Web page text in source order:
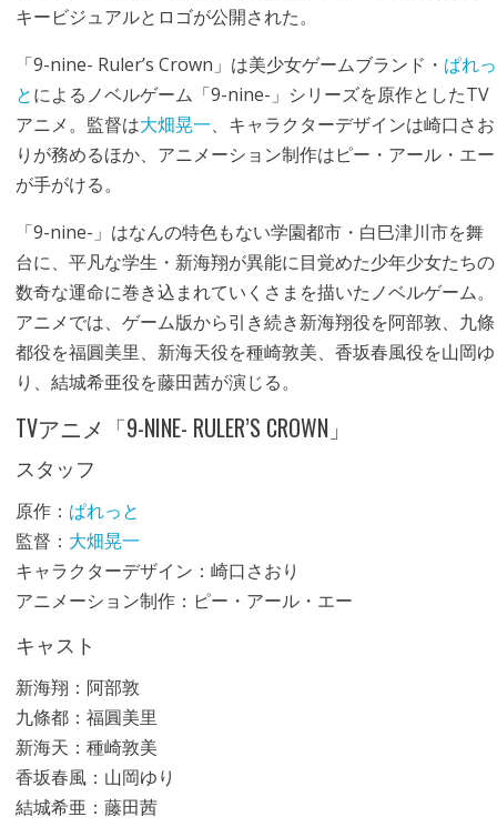
キービジュアルとロゴが公開された。
「9-nine- Ruler’s Crown」は美少女ゲームブランド・ ぱれっ
とによるノベルゲーム「9-nine-」シリーズを原作としたTV
アニメ。監督は大畑晃一、キャラクターデザインは崎口さお
りが務めるほか、アニメーション制作はピー・アール・エー
が手がける。
「9-nine-」はなんの特色もない学園都市・白巳津川市を舞
台に、平凡な学生・新海翔が異能に目覚めた少年少女たちの
数奇な運命に巻き込まれていくさまを描いたノベルゲーム。
アニメでは、ゲーム版から引き続き新海翔役を阿部敦、九條
都役を福圓美里、新海天役を種崎敦美、香坂春風役を山岡ゆ
り、結城希亜役を藤田茜が演じる。
TVアニメ「9-NINE- RULER’S CROWN」
スタッフ
原作： ぱれっと
監督： 大畑晃一
キャラクターデザイン：崎口さおり
アニメーション制作：ピー・アール・エー
キャスト
新海翔：阿部敦
九條都：福圓美里
新海天：種崎敦美
香坂春風：山岡ゆり
結城希亜：藤田茜